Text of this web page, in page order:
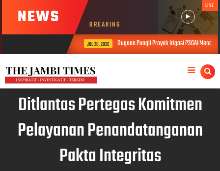
NEWS BREAKING
LIVE
JUL 26, 2026 Dugaan Pungli Proyek Irigasi P3GAI Mencapai
Ditlantas Pertegas Komitmen
Pelayanan Penandatanganan
Pakta Integritas